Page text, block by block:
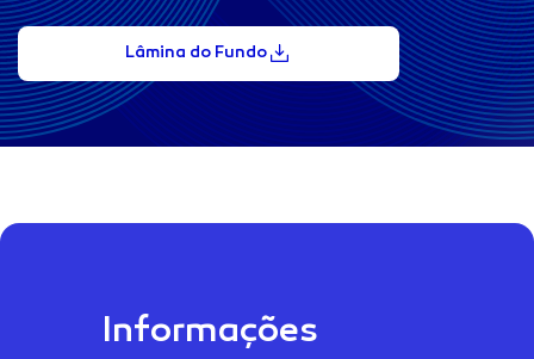
Lâmina do Fundo
Informações